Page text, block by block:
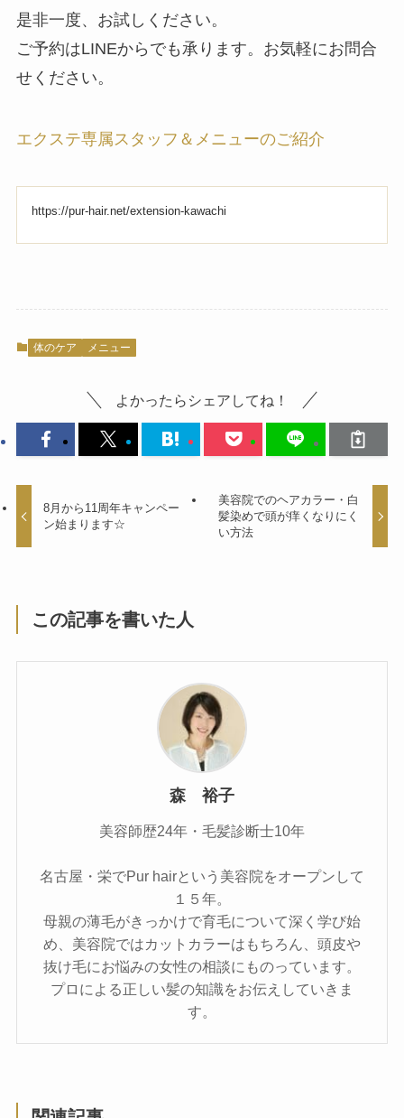
是非一度、お試しください。
ご予約はLINEからでも承ります。お気軽にお問合
せください。
エクステ専属スタッフ＆メニューのご紹介
https://pur-hair.net/extension-kawachi
体のケア メニュー
よかったらシェアしてね！
8月から11周年キャンペー
ン始まります☆
美容院でのヘアカラー・白
髪染めで頭が痒くなりにく
い方法
この記事を書いた人
森 裕子
美容師歴24年・毛髪診断士10年
名古屋・栄でPur hairという美容院をオープンして
１５年。
母親の薄毛がきっかけで育毛について深く学び始
め、美容院ではカットカラーはもちろん、頭皮や
抜け毛にお悩みの女性の相談にものっています。
プロによる正しい髪の知識をお伝えしていきま
す。